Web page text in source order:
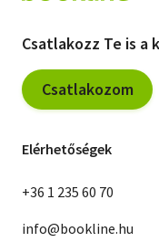
Csatlakozz Te is a
Csatlakozom
Elérhetőségek
+36 1 235 60 70
info@bookline.hu